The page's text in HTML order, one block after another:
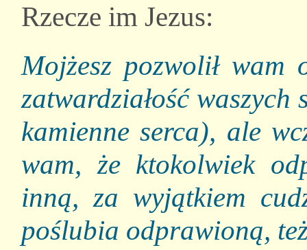
Rzecze im Jezus:
Mojżesz pozwolił wam
zatwardziałość
kamienne serca), ale
wam, że ktokolwiek
inną, za wyjątkiem
poślubia odprawioną,